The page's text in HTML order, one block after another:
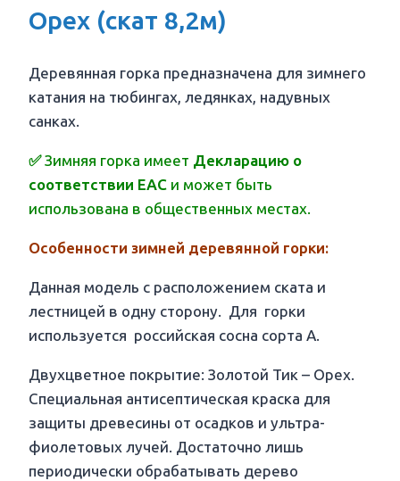
Орех (скат 8,2м)
Деревянная горка предназначена для зимнего
катания на тюбингах, ледянках, надувных
санках.
✅Зимняя горка имеет Декларацию о
соответствии EAC и может быть
использована в общественных местах.
Особенности зимней деревянной горки:
Данная модель с расположением ската и
лестницей в одну сторону. Для горки
используется российская сосна сорта А.
Двухцветное покрытие: Золотой Тик – Орех.
Специальная антисептическая краска для
защиты древесины от осадков и ультра-
фиолетовых лучей. Достаточно лишь
периодически обрабатывать дерево